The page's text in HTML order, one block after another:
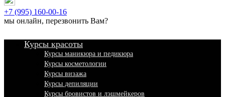
+7 (995) 160-00-16
мы онлайн, перезвонить Вам?
Курсы красоты
Курсы маникюра и педикюра
Курсы косметологии
Курсы визажа
Курсы депиляции
Курсы бровистов и лэшмейкеров